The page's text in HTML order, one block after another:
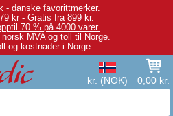
- danske favorittmerker.
kr - Gratis fra 899 kr.
70 % på 4000 varer.
MVA og toll til Norge.
og kostnader i Norge.
kr. (NOK) 0,00 kr.